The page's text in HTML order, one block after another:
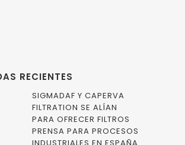
RECIENTES
SIGMADAF Y CAPERVA
FILTRATION SE ALÍAN
PARA OFRECER FILTROS
PRENSA PARA PROCESOS